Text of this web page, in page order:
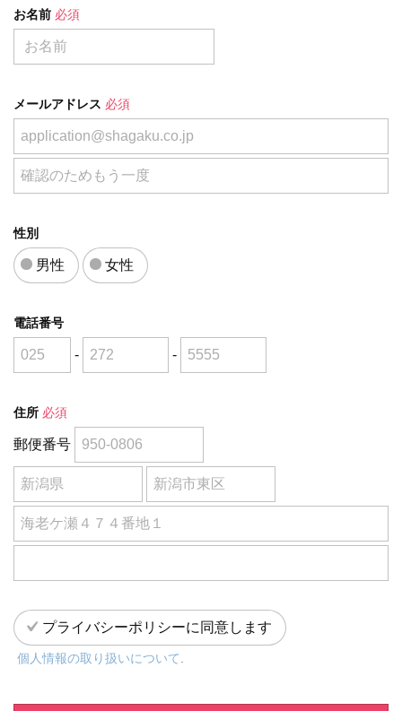
お名前 必須
メールアドレス 必須
性別
男性 女性
電話番号
- -
住所 必須
郵便番号
プライバシーポリシーに同意します
個人情報の取り扱いについて